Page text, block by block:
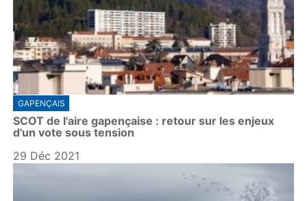
GAPENÇAIS
SCOT de l'aire gapençaise : retour sur les enjeux
d'un vote sous tension
29 Déc 2021